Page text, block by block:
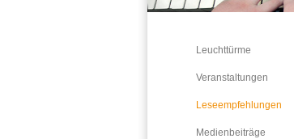
Leuchttürme
Veranstaltungen
Leseempfehlungen
Medienbeiträge